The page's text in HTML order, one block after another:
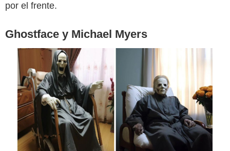
por el frente.
Ghostface y Michael Myers